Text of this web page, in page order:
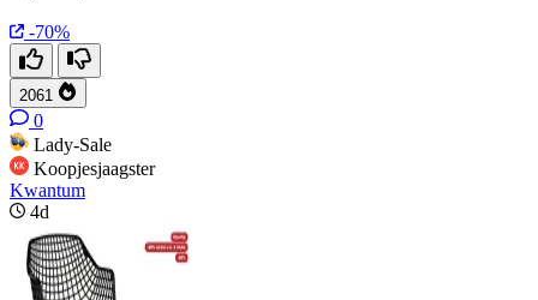
-70%
2061
0
Lady-Sale
Koopjesjaagster
Kwantum
4d